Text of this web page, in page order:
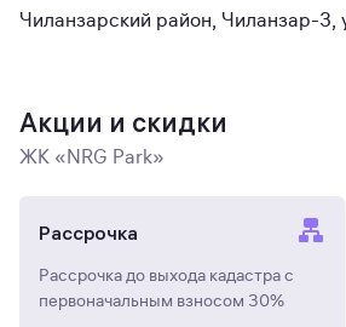
Чиланзарский район, Чиланзар-3,
Акции и скидки
ЖК «NRG Park»
Рассрочка
Рассрочка до выхода кадастра с
первоначальным взносом 30%